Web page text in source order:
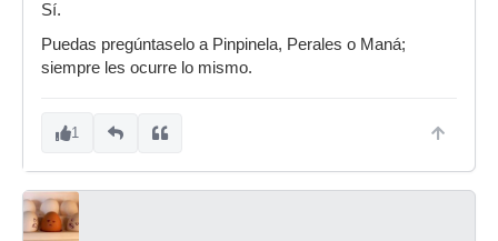
Sí.
Puedas pregúntaselo a Pinpinela, Perales o Maná;
siempre les ocurre lo mismo.
1